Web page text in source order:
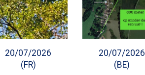
20/07/2026
(FR)
20/07/2026
(BE)